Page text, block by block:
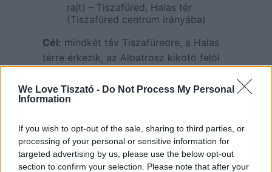
We Love Tiszató - Do Not Process My Personal
Information
If you wish to opt-out of the sale, sharing to third parties, or
processing of your personal or sensitive information for
targeted advertising by us, please use the below opt-out
section to confirm your selection. Please note that after your
rajt) – Tiszafüred, Halas tér
(Tiszafüred centrum irányába)
Cél: mindkét táv Tiszafüredre, a Halas
térre érkezik, az Albatrosz kikötő felől
14. Intersport Tour de Tisza-tó
versenyközpont
sátrakban alakítják ki a
versenyközpontot a szervezők.